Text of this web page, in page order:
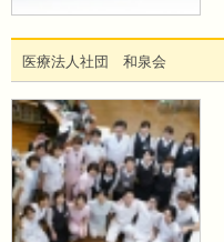
医療法人社団 和泉会